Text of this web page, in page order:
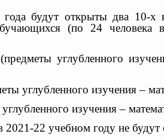
открыты два 10-х
(по 24 человека
(предметы углубленного
углубленного изучения –
изучения –
2021-22 учебном году не